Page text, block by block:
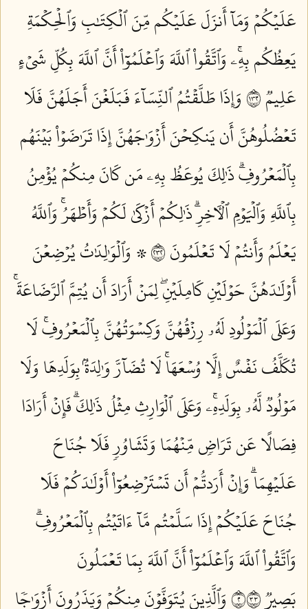
عَلَيۡكُمۡ وَمَآ أَنزَلَ عَلَيۡكُم مِّنَ ٱلۡكِتَٰبِ وَٱلۡحِكۡمَةِ
يَعِظُكُم بِهِۦۚ وَٱتَّقُواْ ٱللَّهَ وَٱعۡلَمُوٓاْ أَنَّ ٱللَّهَ بِكُلِّ شَيۡءٍ
عَلِيمٞ ٢٣١
وَإِذَا طَلَّقۡتُمُ ٱلنِّسَآءَ فَبَلَغۡنَ أَجَلَهُنَّ فَلَا
تَعۡضُلُوهُنَّ أَن يَنكِحۡنَ أَزۡوَٰجَهُنَّ إِذَا تَرَٰضَوۡاْ بَيۡنَهُم
بِٱلۡمَعۡرُوفِۗ ذَٰلِكَ يُوعَظُ بِهِۦ مَن كَانَ مِنكُمۡ يُؤۡمِنُ
بِٱللَّهِ وَٱلۡيَوۡمِ ٱلۡأٓخِرِۗ ذَٰلِكُمۡ أَزۡكَىٰ لَكُمۡ وَأَطۡهَرُۚ وَٱللَّهُ
يَعۡلَمُ وَأَنتُمۡ لَا تَعۡلَمُونَ ٢٣٢
۞ وَٱلۡوَٰلِدَٰتُ يُرۡضِعۡنَ
أَوۡلَٰدَهُنَّ حَوۡلَيۡنِ كَامِلَيۡنِۖ لِمَنۡ أَرَادَ أَن يُتِمَّ ٱلرَّضَاعَةَۚ
وَعَلَى ٱلۡمَوۡلُودِ لَهُۥ رِزۡقُهُنَّ وَكِسۡوَتُهُنَّ بِٱلۡمَعۡرُوفِۚ لَا
تُكَلَّفُ نَفۡسٌ إِلَّا وُسۡعَهَاۚ لَا تُضَآرَّ وَٰلِدَةُۢ بِوَلَدِهَا وَلَا
مَوۡلُودٞ لَّهُۥ بِوَلَدِهِۦۚ وَعَلَى ٱلۡوَارِثِ مِثۡلُ ذَٰلِكَۗ فَإِنۡ أَرَادَا
فِصَالًا عَن تَرَاضٖ مِّنۡهُمَا وَتَشَاوُرٖ فَلَا جُنَاحَ
عَلَيۡهِمَاۗ وَإِنۡ أَرَدتُّمۡ أَن تَسۡتَرۡضِعُوٓاْ أَوۡلَٰدَكُمۡ فَلَا
جُنَاحَ عَلَيۡكُمۡ إِذَا سَلَّمۡتُم مَّآ ءَاتَيۡتُم بِٱلۡمَعۡرُوفِۗ
وَٱتَّقُواْ ٱللَّهَ وَٱعۡلَمُوٓاْ أَنَّ ٱللَّهَ بِمَا تَعۡمَلُونَ
بَصِيرٞ ٢٣٣
وَٱلَّذِينَ يُتَوَفَّوۡنَ مِنكُمۡ وَيَذَرُونَ أَزۡوَٰجٗا